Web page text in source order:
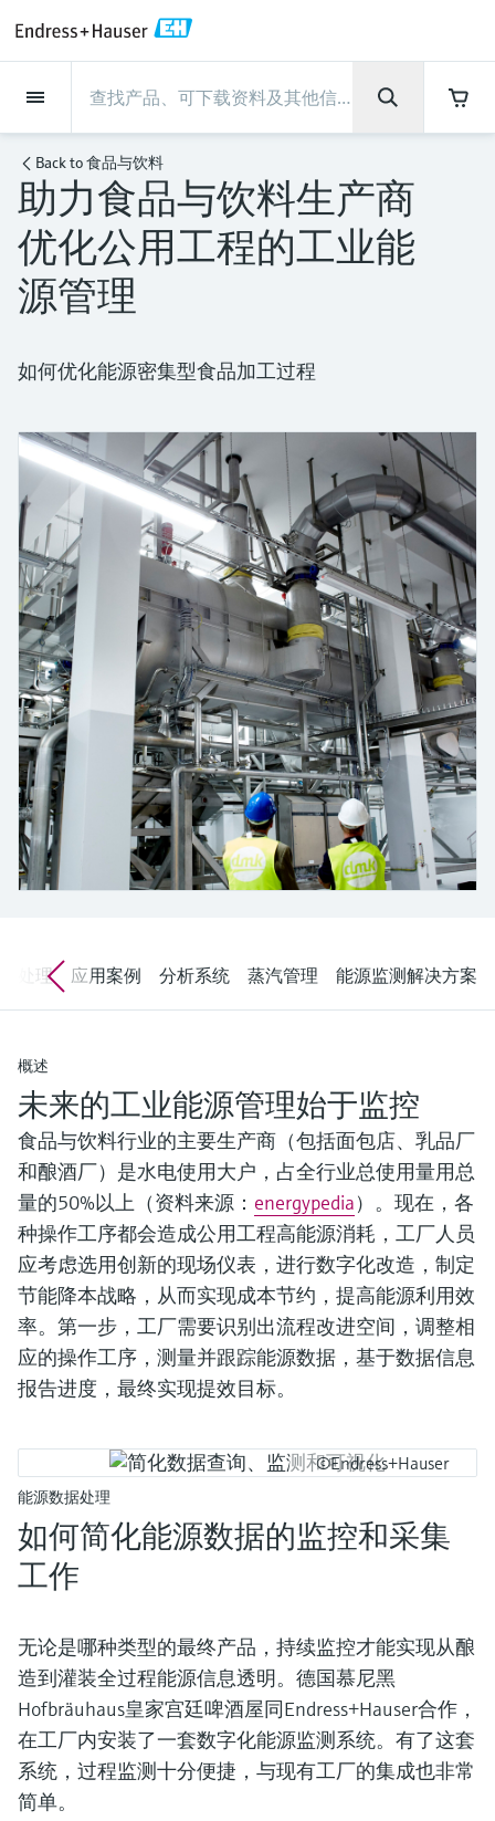
现场仪表
流量
物位测量
液体分析
温度测量
系统产品
光学分析
Netilion IIoT
软件
产品工具
通过产品筛选，选择测量仪表
通过产品特性查找适当的测量设备、软件或
系统组件。
Device Viewer
查找产品具体信息和文档
备件查找工具
您可通过产品型号、订单代码或序列号，轻
松查找所需备件。
流量
电磁流量计
科里奥利质量流量计
超声波流量计
涡街流量计
Differential pressure flow
measurement
选购全部
物位测量
雷达物位测量
Vibronic point level detection
导波雷达物位测量
超声波物位测量
静压液位测量
Conductive level measurement
Float switch level measurement
放射线物位测量
阻旋料位开关
伺服液位测量
机电式物位测量
微波限位栅物位测量
选购全部
液体分析
pH电极和变送器
电导率传感器和变送器
浊度传感器和变送器
氯传感器和变送器
实验室检测仪表和便携式pH计
全自动水质采样仪
TOC、COD和SAC分析仪
ORP电极和变送器
污泥界面传感器和变送器
营养盐分析仪和传感器
金属分析仪
光度计
Memosens数字技术
选购全部
温度测量
温度变送器
工业温度计
保护套管
高温型温度计
紧凑型温度计
温度开关
表面温度计
线缆式温度计
多点温度计
选购全部
压力测量
绝压和表压测量
差压测量
选购全部
系统产品
数据管理仪&数据记录仪
过程测控仪
电源和安全栅
WirelessHART解决方案
设备配置用平板电脑
能量管理仪和应用管理仪
浪涌保护器
选购全部
光学分析
TDLAS和QF分析仪
拉曼光谱分析仪
排放监测解决方案
颗粒测量设备
过程气体分析仪
空气质量测量装置
烟雾探测器
视距测量仪
超高探测器
选购全部
Netilion IIoT
Netilion Value
Netilion Health
Netilion Analytics
Netilion Library
Netilion Connect
Netilion Device Viewer
Netilion Water
服务产品
Project and commissioning services
技术支持服务
仪表维护
仪表性能优化服务
Project and commissioning
services
仪表调试服务
Industrial Project Management
技术支持服务
远程技术支持
远程资产监控
Process Instrumentation Courses
仪表维护
验证服务
现场仪表校准服务
预防性维护服务
Repair of measuring instruments
仪表性能优化服务
校准报告分析
优化校准间隔时间
动态现场仪表评价和分析服务
行业应用
食品与饮料
水务和环境：保护 —— 节约 —— 提高
石油与天然气：促进能源转型，实
化工：深化合作，助推可持续成功
电力与能源
采矿、矿物加工及冶金：打造可持
续的未来
公用工程：可靠使用蒸汽
所有行业的关注焦点
工业领域的可持续发展解决方案
数字化驱动流程工业转型升级
支持
快速获取服务支持！
技术支持中心 —— Endress+Hauser提供全方
位服务，与您相伴前行
下载区
搜索和下载技术手册, 宣传资料, 出版物, 软
学习中心
学习中心 - 探索Endress+Hauser学习平台上
的指导课程与资源，随时随地提升技能。
活动和培训
根据需要，从培训、研讨会、展会、峰会或
在线研讨会等各种活动中灵活选择。
公司
Endress+Hauser集团
生产中心
集团实力
客户案例
活动和培训
您的Endress+Hauser职业生涯
Endress+Hauser集团
公司概况
Endress+Hauser在中国
恩德斯豪斯科技中国
财务业绩
发展历程
文化与价值观
可持续发展
关联公司
生产中心
物位和压力测量
Endress+Hauser流量
Endress+Hauser 液体分析
温度+系统产品
Endress+Hauser 光学分析
Endress+Hauser SICK
Endress+Hauser Technology China
集团实力
过程安全性
网络安全性
过程自动化项目流程
My Endress+Hauser
需求
新闻与案例
新闻与案例总览
所有文章
新闻稿
事实速览
活动和培训
培训
研讨会
展览会
在线研讨会和回放
线下活动
查找市场活动及培训
您的Endress+Hauser职业生
涯
Explore open positions
在Endress+Hauser工作
IST创新传感器技术公司的工作机
会
Job opportunities at
Endress+Hauser SICK
Back to食品与饮料
助力食品与饮料生产商
优化公用工程的工业能
源管理
如何优化能源密集型食品加工过程
处理 应用案例 分析系统 蒸汽管理 能源监测解决方案
概述
未来的工业能源管理始于监控
食品与饮料行业的主要生产商（包括面包店、乳品厂
和酿酒厂）是水电使用大户，占全行业总使用量用总
量的50%以上（资料来源： energypedia）。现在，各
种操作工序都会造成公用工程高能源消耗，工厂人员
应考虑选用创新的现场仪表，进行数字化改造，制定
节能降本战略，从而实现成本节约，提高能源利用效
率。第一步，工厂需要识别出流程改进空间，调整相
应的操作工序，测量并跟踪能源数据，基于数据信息
报告进度，最终实现提效目标。
©Endress+Hauser
能源数据处理
如何简化能源数据的监控和采集
工作
无论是哪种类型的最终产品，持续监控才能实现从酿
造到灌装全过程能源信息透明。德国慕尼黑
Hofbräuhaus皇家宫廷啤酒屋同Endress+Hauser合作，
在工厂内安装了一套数字化能源监测系统。有了这套
系统，过程监测十分便捷，与现有工厂的集成也非常
简单。